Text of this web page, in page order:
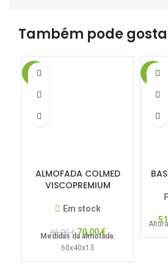
Também pode
-18%
ALMOFADA COLMED
VISCOPREMIUM
Em stock
85,00€ 70,00€
Medidas da almofada:
60x40x13
-20%